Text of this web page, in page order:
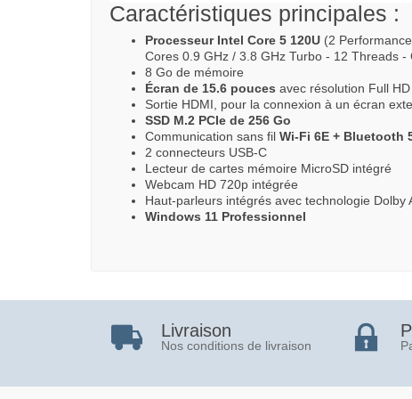
Caractéristiques principales :
Processeur Intel Core 5 120U (2
Cores 0.9 GHz / 3.8 GHz Turbo - 12 Threads -
8 Go de mémoire
Écran de 15.6 pouces avec résolution Full HD
Sortie HDMI, pour la connexion à un écran
SSD M.2 PCIe de 256 Go
Communication sans fil Wi-Fi 6E + Bluetooth
2 connecteurs USB-C
Lecteur de cartes mémoire MicroSD intégré
Webcam HD 720p intégrée
Haut-parleurs intégrés avec technologie Dolby
Windows 11 Professionnel
Livraison
Nos conditions de livraison